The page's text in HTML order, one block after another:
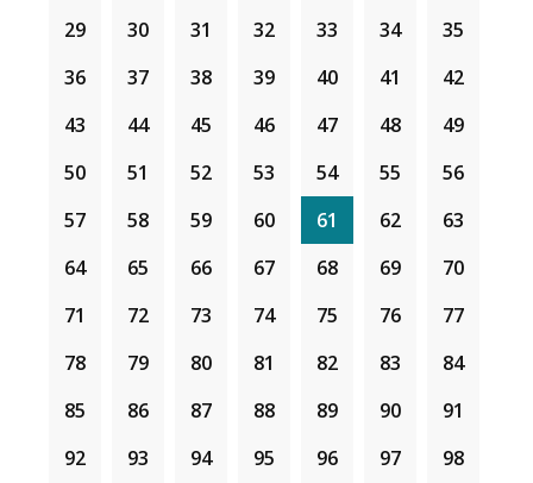
29
30 31 32 33 34
35
36
37 38 39 40 41
42
43
44 45 46 47 48
49
50
51 52 53 54 55
56
57
58 59 60 61 62
63
64
65 66 67 68 69
70
71
72 73 74 75 76
77
78
79 80 81 82 83
84
85
86 87 88 89 90
91
92
93 94 95 96 97
98